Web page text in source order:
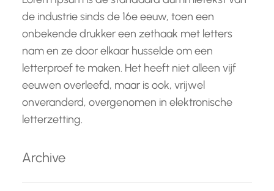
de industrie sinds de 16e eeuw, toen een
onbekende drukker een zethaak met letters
nam en ze door elkaar husselde om een
letterproef te maken. Het heeft niet alleen vijf
eeuwen overleefd, maar is ook, vrijwel
onveranderd, overgenomen in elektronische
letterzetting.
Archive